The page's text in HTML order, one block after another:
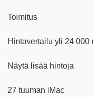
Toimitus
Hintavertailu yli 24 000
Näytä lisää hintoja
27 tuuman iMac